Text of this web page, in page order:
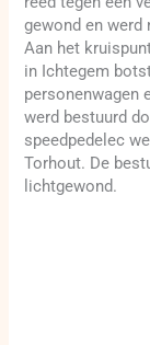
gewond en werd
Aan het
in Ichtegem
personenwagen
werd bestuurd
speedpedelec
Torhout. De
lichtgewond.